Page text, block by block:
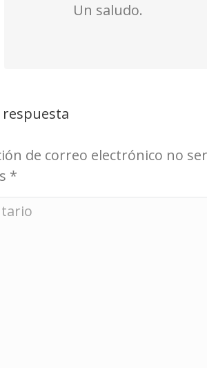
Un saludo.
respuesta
de correo electrónico no
*